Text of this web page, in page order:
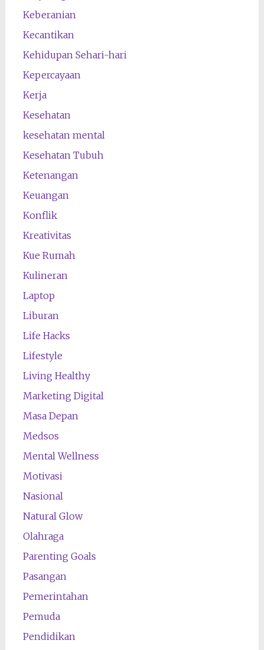
Keberanian
Kecantikan
Kehidupan Sehari-hari
Kepercayaan
Kerja
Kesehatan
kesehatan mental
Kesehatan Tubuh
Ketenangan
Keuangan
Konflik
Kreativitas
Kue Rumah
Kulineran
Laptop
Liburan
Life Hacks
Lifestyle
Living Healthy
Marketing Digital
Masa Depan
Medsos
Mental Wellness
Motivasi
Nasional
Natural Glow
Olahraga
Parenting Goals
Pasangan
Pemerintahan
Pemuda
Pendidikan